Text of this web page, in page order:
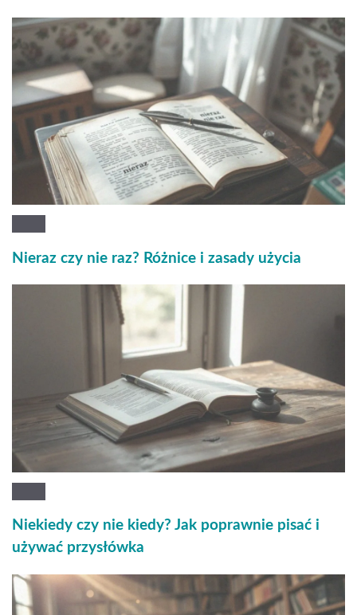
Nieraz czy nie raz? Różnice i zasady użycia
Niekiedy czy nie kiedy? Jak poprawnie pisać i
używać przysłówka